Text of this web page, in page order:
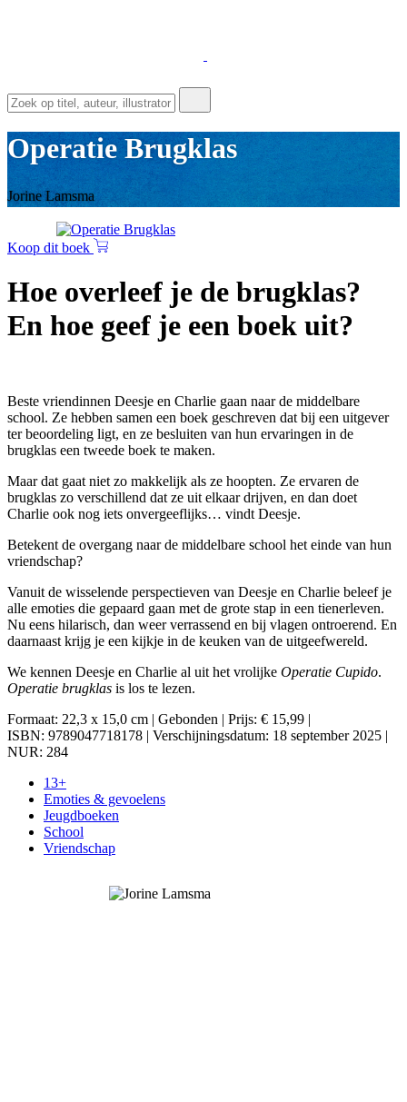
Operatie Brugklas
Jorine Lamsma
Koop dit boek
Hoe overleef je de brugklas?
En hoe geef je een boek uit?
Beste vriendinnen Deesje en Charlie gaan naar de middelbare
school. Ze hebben samen een boek geschreven dat bij een uitgever
ter beoordeling ligt, en ze besluiten van hun ervaringen in de
brugklas een tweede boek te maken.
Maar dat gaat niet zo makkelijk als ze hoopten. Ze ervaren de
brugklas zo verschillend dat ze uit elkaar drijven, en dan doet
Charlie ook nog iets onvergeeflijks… vindt Deesje.
Betekent de overgang naar de middelbare school het einde van hun
vriendschap?
Vanuit de wisselende perspectieven van Deesje en Charlie beleef je
alle emoties die gepaard gaan met de grote stap in een tienerleven.
Nu eens hilarisch, dan weer verrassend en bij vlagen ontroerend. En
daarnaast krijg je een kijkje in de keuken van de uitgeefwereld.
We kennen Deesje en Charlie al uit het vrolijke Operatie Cupido.
Operatie brugklas is los te lezen.
Formaat: 22,3 x 15,0 cm | Gebonden | Prijs: € 15,99 |
ISBN: 9789047718178 | Verschijningsdatum: 18 september 2025 |
NUR: 284
13+
Emoties & gevoelens
Jeugdboeken
School
Vriendschap